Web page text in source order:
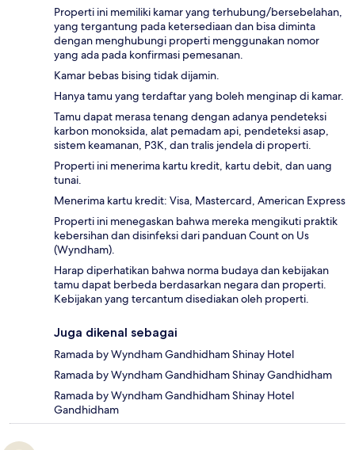
Properti ini memiliki kamar yang terhubung/bersebelahan,
yang tergantung pada ketersediaan dan bisa diminta
dengan menghubungi properti menggunakan nomor
yang ada pada konfirmasi pemesanan.
Kamar bebas bising tidak dijamin.
Hanya tamu yang terdaftar yang boleh menginap di kamar.
Tamu dapat merasa tenang dengan adanya pendeteksi
karbon monoksida, alat pemadam api, pendeteksi asap,
sistem keamanan, P3K, dan tralis jendela di properti.
Properti ini menerima kartu kredit, kartu debit, dan uang
tunai.
Menerima kartu kredit: Visa, Mastercard, American Express
Properti ini menegaskan bahwa mereka mengikuti praktik
kebersihan dan disinfeksi dari panduan Count on Us
(Wyndham).
Harap diperhatikan bahwa norma budaya dan kebijakan
tamu dapat berbeda berdasarkan negara dan properti.
Kebijakan yang tercantum disediakan oleh properti.
Juga dikenal sebagai
Ramada by Wyndham Gandhidham Shinay Hotel
Ramada by Wyndham Gandhidham Shinay Gandhidham
Ramada by Wyndham Gandhidham Shinay Hotel
Gandhidham